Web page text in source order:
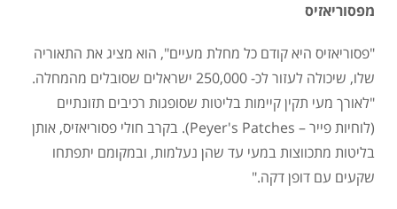
מפסוריאזיס
"פסוריאזיס היא קודם כל מחלת מעיים", הוא מציג את התאוריה
שלו, שיכולה לעזור לכ- 250,000 ישראלים שסובלים מהמחלה.
"לאורך מעי תקין קיימות בליטות שסופגות רכיבים תזונתיים
(לוחיות פייר – Peyer's Patches). בקרב חולי פסוריאזיס, אותן
בליטות מתכווצות במעי עד שהן נעלמות, ובמקומם יתפתחו
שקעים עם דופן דקה."